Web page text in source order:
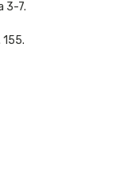
3-7.